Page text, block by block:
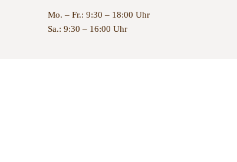
Mo. – Fr.: 9:30 – 18:00 Uhr
Sa.: 9:30 – 16:00 Uhr